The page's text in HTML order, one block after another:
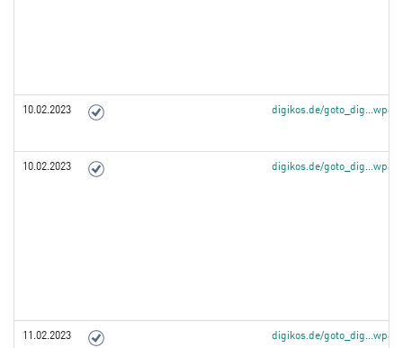
10.02.2023 digikos.de/
10.02.2023 digikos.de/
11.02.2023 digikos.de/